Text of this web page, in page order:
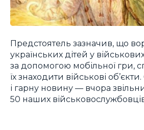
Предстоятель зазначив, що
українських дітей у
за допомогою мобільної гри,
їх знаходити військові
і гарну новину — вчора
50 наших